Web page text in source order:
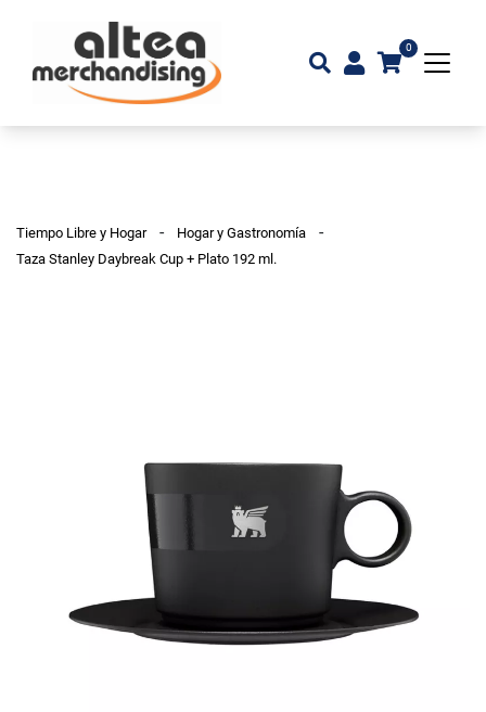
0
Tiempo Libre y Hogar - Hogar y Gastronomía -
Taza Stanley Daybreak Cup + Plato 192 ml.